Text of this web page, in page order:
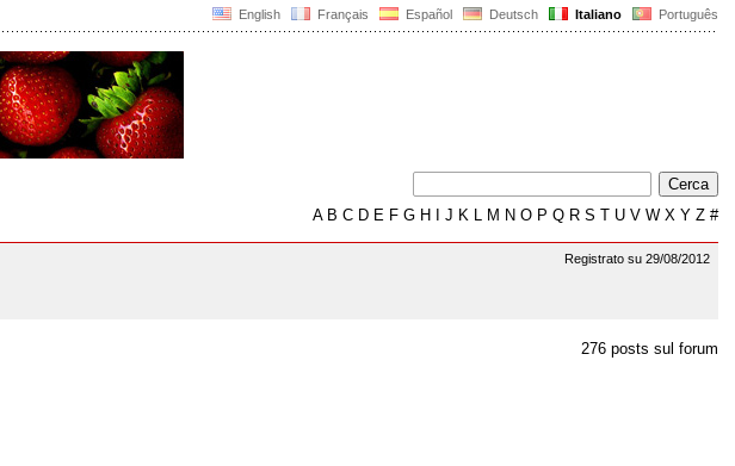
English Français Español Deutsch Italiano Português
AB C D E F G H J K L M N O P Q R S T U V W X Y Z #
Registrato su 29/08/2012
276 posts sul forum